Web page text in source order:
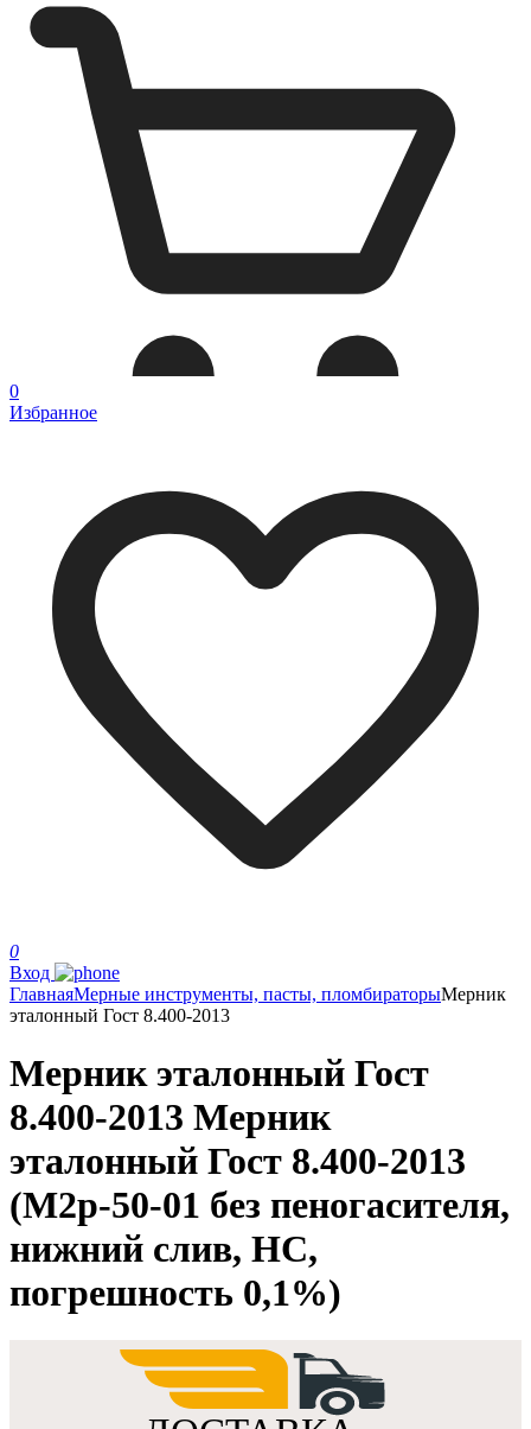
0
Избранное
0
Вход
ГлавнаяМерные инструменты, пасты, пломбираторыМерник
эталонный Гост 8.400-2013
Мерник эталонный Гост
8.400-2013 Мерник
эталонный Гост 8.400-2013
(М2р-50-01 без пеногасителя,
нижний слив, НС,
погрешность 0,1%)